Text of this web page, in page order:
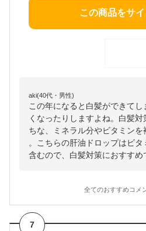
この商品をサ
aki(40代・男性)
この年になると白髪ができて
くなったりしますよね。白髪
ちな、ミネラル分やビタミン
。こちらの肝油ドロップはビ
含むので、白髪対策におすすめ
全てのおすすめコメ
7